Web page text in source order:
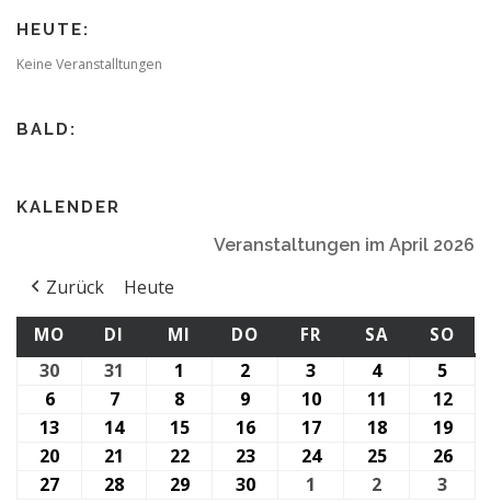
HEUTE:
Keine Veranstalltungen
BALD:
KALENDER
Veranstaltungen im April 2026
Zurück Heute
MO MONTAG
DI DIENSTAG
MI MITTWOCH
DO DONNERSTAG
FRFREITAG
SASAMSTAG
SO
30
31
2026
1
2026
2
2026
3
April
2026
44.
April
2026
5
April
2026
66.
April
2026
77.
April
2026
8
April
2026
9
April
2026
1010.
April
2026
11
April
2026
1212.
2026
13 1414.
1515.
April
2026
1616.
April
2026
1717.
April
1818.
April
1919.
20 21 2222.
April
2323.
April
2424.
2525.
2626.
27 28 2929.
3030.
1 2 3